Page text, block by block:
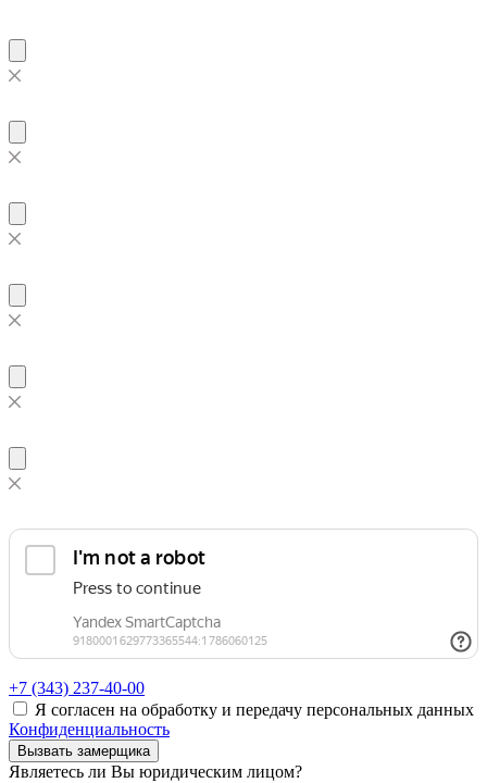
+7 (343) 237-40-00
Я согласен на обработку и передачу персональных данных
Конфиденциальность
Вызвать замерщика
Являетесь ли Вы юридическим лицом?